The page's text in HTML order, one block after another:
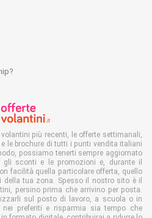
più recenti, le offerte settimanali,
e le brochure di tutti i punti vendita italiani
possiamo tenerti sempre aggiornato
sconti e le promozioni e, durante il
facilità quella particolare offerta, quello
tua zona. Spesso il nostro sito è il
persino prima che arrivino per posta.
sul posto di lavoro, a scuola o in
nei preferiti e risparmia sia tempo che